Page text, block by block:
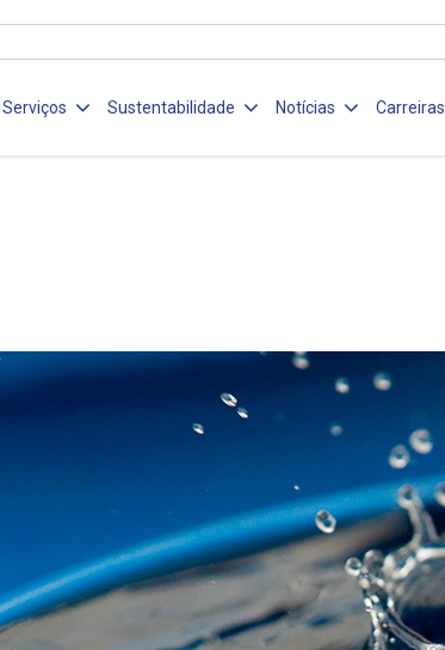
Serviços Sustentabilidade Notícias Carreiras